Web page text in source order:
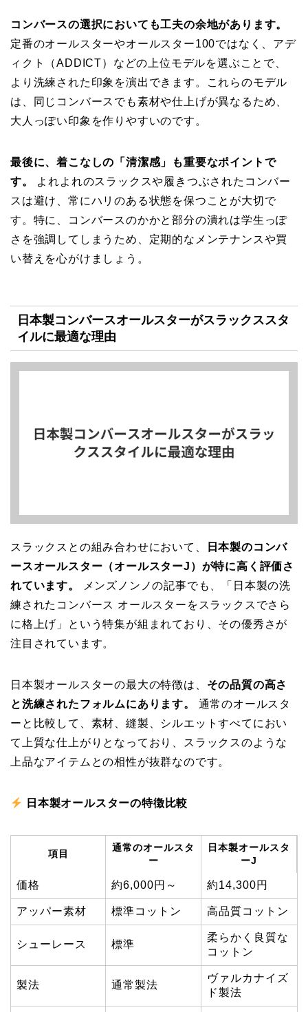
コンバースの選択においても工夫の余地があります。
定番のオールスターやオールスター100ではなく、アデ
ィクト（ADDICT）などの上位モデルを選ぶことで、
より洗練された印象を演出できます。これらのモデル
は、同じコンバースでも素材や仕上げが異なるため、
大人っぽい印象を作りやすいのです。
最後に、着こなしの「清潔感」も重要なポイントで
す。
よれよれのスラックスや履きつぶされたコンバー
スは避け、常にハリのある状態を保つことが大切で
す。特に、コンバースのかかと部分の潰れは学生っぽ
さを強調してしまうため、定期的なメンテナンスや買
い替えを心がけましょう。
日本製コンバースオールスターがスラックススタ
イルに最適な理由
スラックスとの組み合わせにおいて、
日本製のコンバ
ースオールスター（オールスターJ）が特に高く評価さ
れています。
メンズノンノの記事でも、「日本製の洗
練されたコンバース オールスターをスラックスでさら
に格上げ」という特集が組まれており、その優秀さが
注目されています。
日本製オールスターの最大の特徴は、 その品質の高さ
と洗練されたフォルムにあります。
通常のオールスタ
ーと比較して、素材、縫製、シルエットすべてにおい
て上質な仕上がりとなっており、スラックスのような
上品なアイテムとの相性が抜群なのです。
日本製オールスターの特徴比較
項目
通常のオールスタ
ー
日本製オールスタ
ーJ
価格 約6,000円～ 約14,300円
アッパー素材 標準コットン 高品質コットン
シューレース 標準
柔らかく良質な
コットン
製法 通常製法
ヴァルカナイズ
ド製法